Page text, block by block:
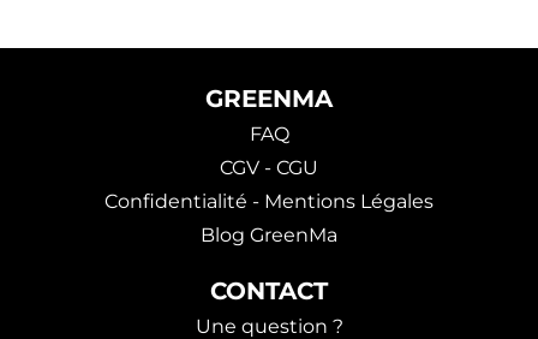
GREENMA
FAQ
CGV - CGU
Confidentialité - Mentions Légales
Blog GreenMa
CONTACT
Une question ?